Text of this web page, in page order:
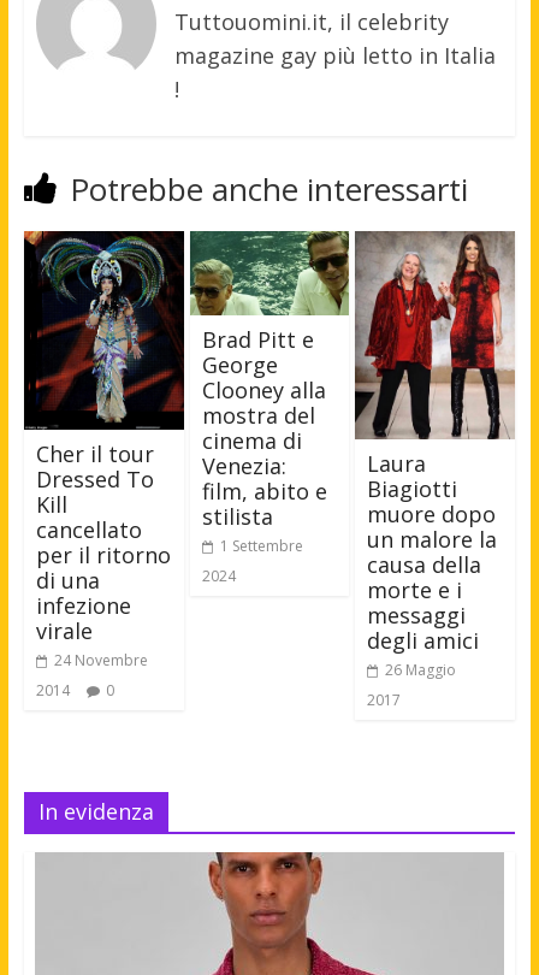
Tuttouomini.it, il celebrity
magazine gay più letto in Italia
!
Potrebbe anche interessarti
Cher il tour
Dressed To
Kill
cancellato
per il ritorno
di una
infezione
virale
24 Novembre
2014
0
Brad Pitt e
George
Clooney alla
mostra del
cinema di
Venezia:
film, abito e
stilista
1 Settembre
2024
Laura
Biagiotti
muore dopo
un malore la
causa della
morte e i
messaggi
degli amici
26 Maggio
2017
In evidenza